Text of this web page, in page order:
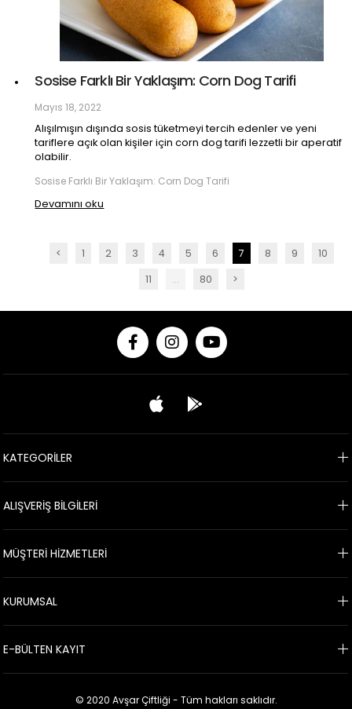
Sosise Farklı Bir Yaklaşım: Corn Dog Tarifi
Mayıs 18, 2022
Alışılmışın dışında sosis tüketmeyi tercih edenler ve yeni
tariflere açık olan kişiler için corn dog tarifi lezzetli bir aperatif
olabilir.
Sosise Farklı Bir Yaklaşım: Corn Dog Tarifi
Devamını oku
< 1 2 3 4 5 6 7 8 9
10
11
... 80 >
KATEGORİLER
ALIŞVERİŞ BİLGİLERİ
MÜŞTERİ HİZMETLERİ
KURUMSAL
E-BÜLTEN KAYIT
© 2020 Avşar Çiftliği - Tüm hakları saklıdır.